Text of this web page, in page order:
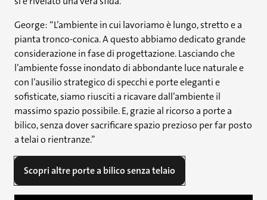
George: “L’ambiente in cui lavoriamo è lungo, stretto e a
pianta tronco-conica. A questo abbiamo dedicato grande
considerazione in fase di progettazione. Lasciando che
l’ambiente fosse inondato di abbondante luce naturale e
con l’ausilio strategico di specchi e porte eleganti e
sofisticate, siamo riusciti a ricavare dall’ambiente il
massimo spazio possibile. E, grazie al ricorso a porte a
bilico, senza dover sacrificare spazio prezioso per far posto
a telai o rientranze.”
Scopri altre porte a bilico senza telaio